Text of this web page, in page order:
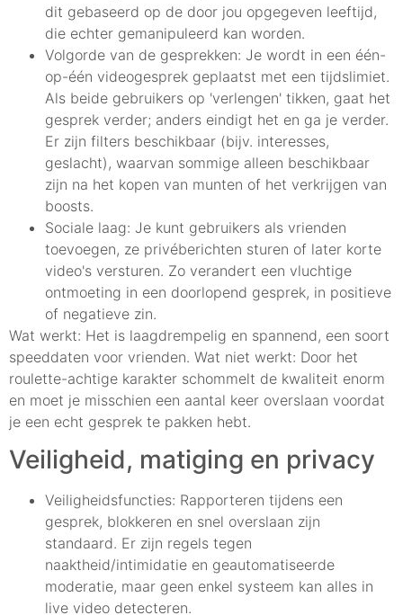
dit gebaseerd op de door jou opgegeven leeftijd,
die echter gemanipuleerd kan worden.
Volgorde van de gesprekken: Je wordt in een één-
op-één videogesprek geplaatst met een tijdslimiet.
Als beide gebruikers op 'verlengen' tikken, gaat het
gesprek verder; anders eindigt het en ga je verder.
Er zijn filters beschikbaar (bijv. interesses,
geslacht), waarvan sommige alleen beschikbaar
zijn na het kopen van munten of het verkrijgen van
boosts.
Sociale laag: Je kunt gebruikers als vrienden
toevoegen, ze privéberichten sturen of later korte
video's versturen. Zo verandert een vluchtige
ontmoeting in een doorlopend gesprek, in positieve
of negatieve zin.
Wat werkt: Het is laagdrempelig en spannend, een soort
speeddaten voor vrienden. Wat niet werkt: Door het
roulette-achtige karakter schommelt de kwaliteit enorm
en moet je misschien een aantal keer overslaan voordat
je een echt gesprek te pakken hebt.
Veiligheid, matiging en privacy
Veiligheidsfuncties: Rapporteren tijdens een
gesprek, blokkeren en snel overslaan zijn
standaard. Er zijn regels tegen
naaktheid/intimidatie en geautomatiseerde
moderatie, maar geen enkel systeem kan alles in
live video detecteren.